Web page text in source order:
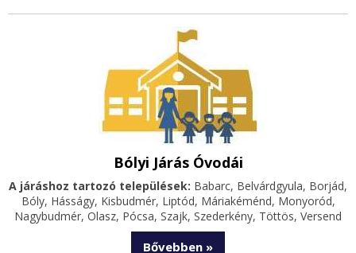
Bólyi Járás Óvodái
A járáshoz tartozó települések: Babarc, Belvárdgyula, Borjád,
Bóly, Hásságy, Kisbudmér, Liptód, Máriakéménd, Monyoród,
Nagybudmér, Olasz, Pócsa, Szajk, Szederkény, Töttös, Versend
Bővebben »